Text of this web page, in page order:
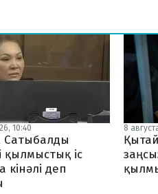
10:40
Сатыбалды
қылмыстық іс
деп
8